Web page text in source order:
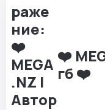
❤️
гб ❤️